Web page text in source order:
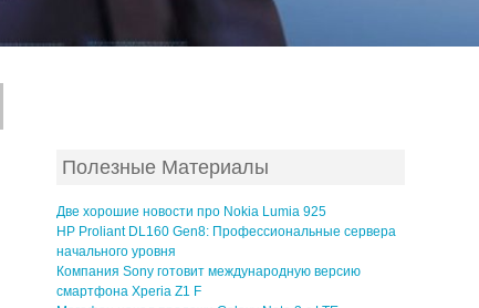
Полезные Материалы
Две хорошие новости про Nokia Lumia 925
HP Proliant DL160 Gen8: Профессиональные сервера
начального уровня
Компания Sony готовит международную версию
смартфона Xperia Z1 F